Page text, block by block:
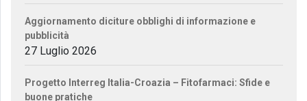
Aggiornamento diciture obblighi di informazione e
pubblicità
27 Luglio 2026
Progetto Interreg Italia-Croazia – Fitofarmaci: Sfide e
buone pratiche